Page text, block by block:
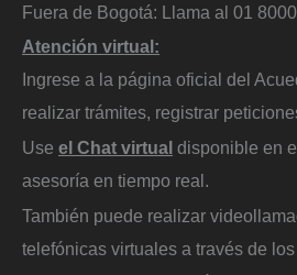
Fuera de Bogotá: Llama al 01
Atención virtual:
Ingrese a la página oficial del
realizar trámites, registrar
Use el Chat virtual disponible en
asesoría en tiempo real.
También puede realizar
telefónicas virtuales a través de